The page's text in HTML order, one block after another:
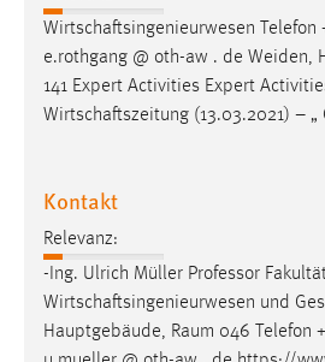
Wirtschaftsingenieurwesen Telefon
e.rothgang @ oth-aw . de Weiden,
141 Expert Activities Expert
Wirtschaftszeitung (13.03.2021) – „
Kontakt
Relevanz:
-Ing. Ulrich Müller Professor
Wirtschaftsingenieurwesen und
Hauptgebäude, Raum 046 Telefon